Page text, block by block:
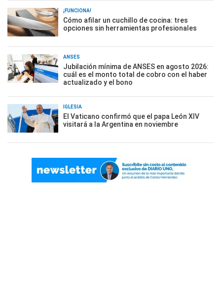
¡FUNCIONA!
Cómo afilar un cuchillo de cocina: tres
opciones sin herramientas profesionales
ANSES
Jubilación mínima de ANSES en agosto 2026:
cuál es el monto total de cobro con el haber
actualizado y el bono
IGLESIA
El Vaticano confirmó que el papa León XIV
visitará a la Argentina en noviembre